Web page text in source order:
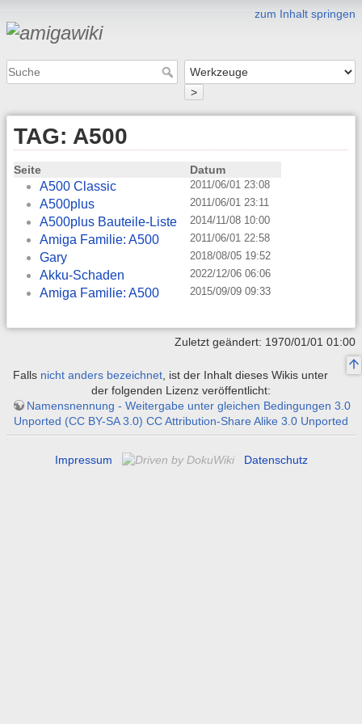
zum Inhalt springen
>
TAG: A500
Seite Datum
A500 Classic 2011/06/01 23:08
A500plus 2011/06/01 23:11
A500plus Bauteile-Liste 2014/11/08 10:00
Amiga Familie: A500 2011/06/01 22:58
Gary 2018/08/05 19:52
Akku-Schaden 2022/12/06 06:06
Amiga Familie: A500 2015/09/09 09:33
Zuletzt geändert: 1970/01/01 01:00
Falls nicht anders bezeichnet , ist der Inhalt dieses Wikis unter
der folgenden Lizenz veröffentlicht:
Namensnennung - Weitergabe unter gleichen Bedingungen 3.0
Unported (CC BY-SA 3.0) CC Attribution-Share Alike 3.0 Unported
Impressum Datenschutz